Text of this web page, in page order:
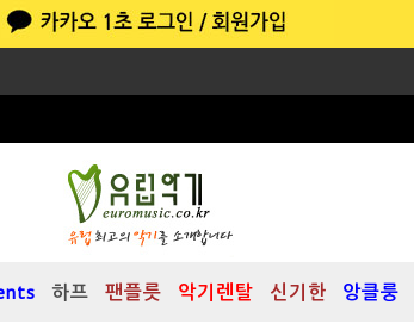
하프 팬플릇 악기렌탈 신기한 앙클룽